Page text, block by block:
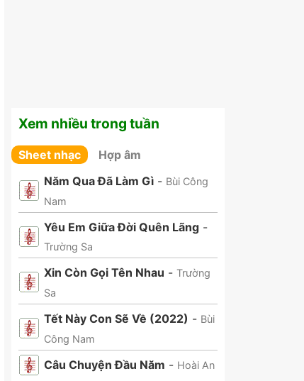
Xem nhiều trong tuần
Sheet nhạc
Hợp âm
Năm Qua Đã Làm Gì - Bùi Công
Nam
Yêu Em Giữa Đời Quên Lãng -
Trường Sa
Xin Còn Gọi Tên Nhau - Trường
Sa
Tết Này Con Sẽ Về (2022) - Bùi
Công Nam
Câu Chuyện Đầu Năm - Hoài An